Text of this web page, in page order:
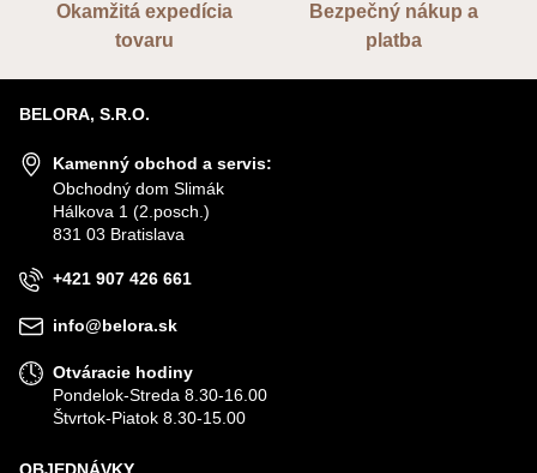
Okamžitá expedícia
tovaru
Bezpečný nákup a
platba
BELORA, S.R.O.
Kamenný obchod a servis:
Obchodný dom Slimák
Hálkova 1 (2.posch.)
831 03 Bratislava
+421 907 426 661
info@belora.sk
Otváracie hodiny
Pondelok-Streda 8.30-16.00
Štvrtok-Piatok 8.30-15.00